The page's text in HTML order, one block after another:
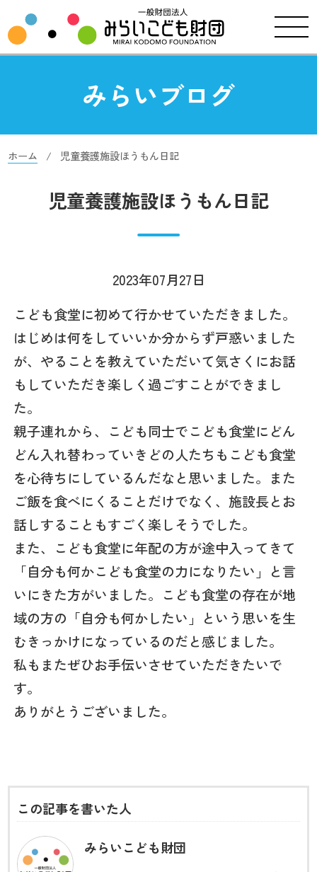
みらいブログ
ホーム 児童養護施設ほうもん日記
児童養護施設ほうもん日記
2023年07月27日
こども食堂に初めて行かせていただきました。
はじめは何をしていいか分からず戸惑いました
が、やることを教えていただいて気さくにお話
もしていただき楽しく過ごすことができまし
た。
親子連れから、こども同士でこども食堂にどん
どん入れ替わっていきどの人たちもこども食堂
を心待ちにしているんだなと思いました。また
ご飯を食べにくることだけでなく、施設長とお
話しすることもすごく楽しそうでした。
また、こども食堂に年配の方が途中入ってきて
「自分も何かこども食堂の力になりたい」と言
いにきた方がいました。こども食堂の存在が地
域の方の「自分も何かしたい」という思いを生
むきっかけになっているのだと感じました。
私もまたぜひお手伝いさせていただきたいで
す。
ありがとうございました。
この記事を書いた人
みらいこども財団